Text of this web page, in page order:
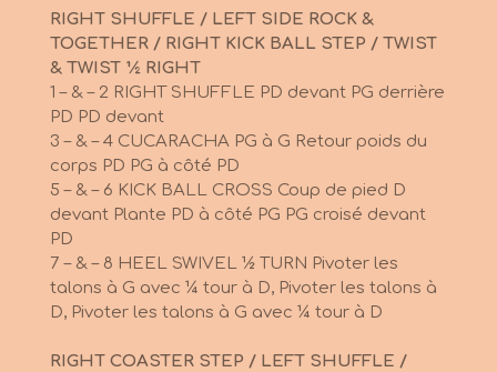
RIGHT SHUFFLE / LEFT SIDE ROCK &
TOGETHER / RIGHT KICK BALL STEP / TWIST
& TWIST ½ RIGHT
1 – & – 2 RIGHT SHUFFLE PD devant PG derrière
PD PD devant
3 – & – 4 CUCARACHA PG à G Retour poids du
corps PD PG à côté PD
5 – & – 6 KICK BALL CROSS Coup de pied D
devant Plante PD à côté PG PG croisé devant
PD
7 – & – 8 HEEL SWIVEL ½ TURN Pivoter les
talons à G avec ¼ tour à D, Pivoter les talons à
D, Pivoter les talons à G avec ¼ tour à D
RIGHT COASTER STEP / LEFT SHUFFLE /